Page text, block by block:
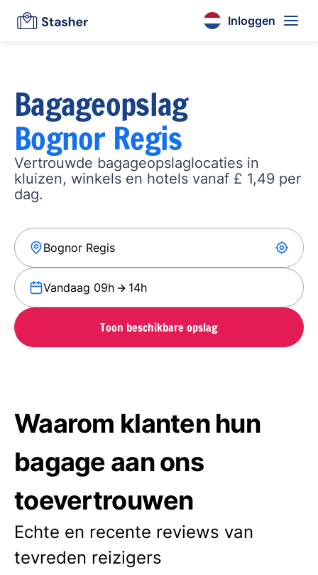
Inloggen
Bagageopslag
Bognor Regis
Vertrouwde bagageopslaglocaties in
kluizen, winkels en hotels vanaf £ 1,49 per
dag.
Vandaag 09h 14h
Toon beschikbare opslag
Waarom klanten hun
bagage aan ons
toevertrouwen
Echte en recente reviews van
tevreden reizigers